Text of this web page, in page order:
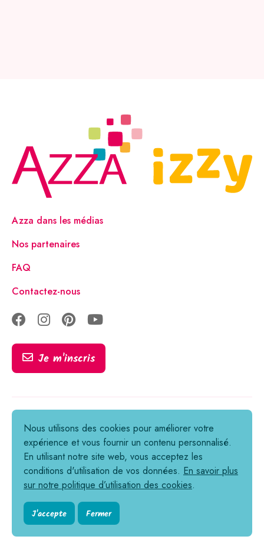
Azza dans les médias
Nos partenaires
FAQ
Contactez-nous
Je m'inscris
Tous droits réservés © 2021-2026
Informations légales
Politique de confidentialité
Cookies
Conditions générales de vente
Règlement en ligne des litiges
Nous utilisons des cookies pour améliorer votre
expérience et vous fournir un contenu personnalisé.
En utilisant notre site web, vous acceptez les
conditions d'utilisation de vos données. En savoir plus
sur notre politique d’utilisation des cookies.
J'accepte Fermer